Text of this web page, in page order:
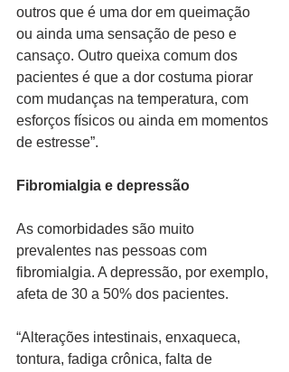
outros que é uma dor em queimação
ou ainda uma sensação de peso e
cansaço. Outro queixa comum dos
pacientes é que a dor costuma piorar
com mudanças na temperatura, com
esforços físicos ou ainda em momentos
de estresse”.
Fibromialgia e depressão
As comorbidades são muito
prevalentes nas pessoas com
fibromialgia. A depressão, por exemplo,
afeta de 30 a 50% dos pacientes.
“Alterações intestinais, enxaqueca,
tontura, fadiga crônica, falta de